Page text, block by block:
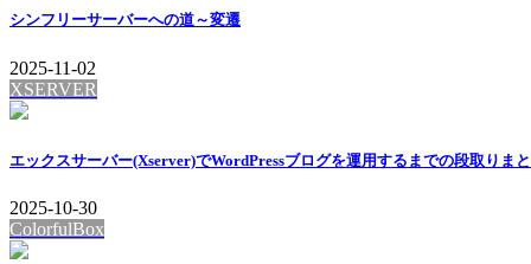
シンフリーサーバーへの道～変遷
2025-11-02
XSERVER
エックスサーバー(Xserver)でWordPressブログを運用するまでの段取りま
2025-10-30
ColorfulBox